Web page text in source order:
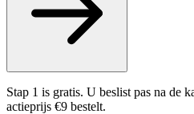
Stap 1 is gratis. U beslist pas na de
actieprijs €9 bestelt.